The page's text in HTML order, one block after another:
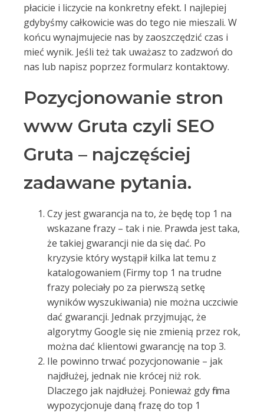
płacicie i liczycie na konkretny efekt. I najlepiej
gdybyśmy całkowicie was do tego nie mieszali. W
końcu wynajmujecie nas by zaoszczędzić czas i
mieć wynik. Jeśli też tak uważasz to zadzwoń do
nas lub napisz poprzez formularz kontaktowy.
Pozycjonowanie stron
www Gruta czyli SEO
Gruta – najczęściej
zadawane pytania.
Czy jest gwarancja na to, że będę top 1 na
wskazane frazy – tak i nie. Prawda jest taka,
że takiej gwarancji nie da się dać. Po
kryzysie który wystąpił kilka lat temu z
katalogowaniem (Firmy top 1 na trudne
frazy poleciały po za pierwszą setkę
wyników wyszukiwania) nie można uczciwie
dać gwarancji. Jednak przyjmując, że
algorytmy Google się nie zmienią przez rok,
można dać klientowi gwarancję na top 3.
Ile powinno trwać pozycjonowanie – jak
najdłużej, jednak nie krócej niż rok.
Dlaczego jak najdłużej. Ponieważ gdy firma
wypozycjonuje daną frazę do top 1